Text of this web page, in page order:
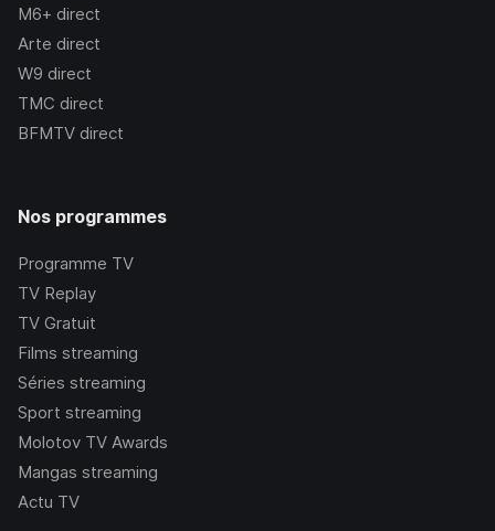
M6+ direct
Arte direct
W9 direct
TMC direct
BFMTV direct
Nos programmes
Programme TV
TV Replay
TV Gratuit
Films streaming
Séries streaming
Sport streaming
Molotov TV Awards
Mangas streaming
Actu TV